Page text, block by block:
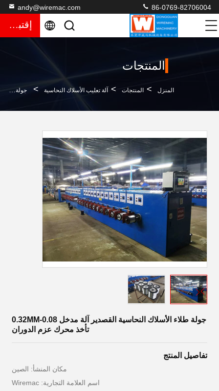
andy@wiremac.com 86-0769-82706004
إقتباس
المنتجات
المنزل > المنتجات > آلة تعليب الأسلاك النحاسية > جولة طلاء الأسلاك النحاسية القصدير آلة مدخل 0.08-0.32MM تأخذ محرك عزم الدوران
جولة طلاء الأسلاك النحاسية القصدير آلة مدخل 0.08-0.32MM
تأخذ محرك عزم الدوران
تفاصيل المنتج
مكان المنشأ: الصين
اسم العلامة التجارية: Wiremac